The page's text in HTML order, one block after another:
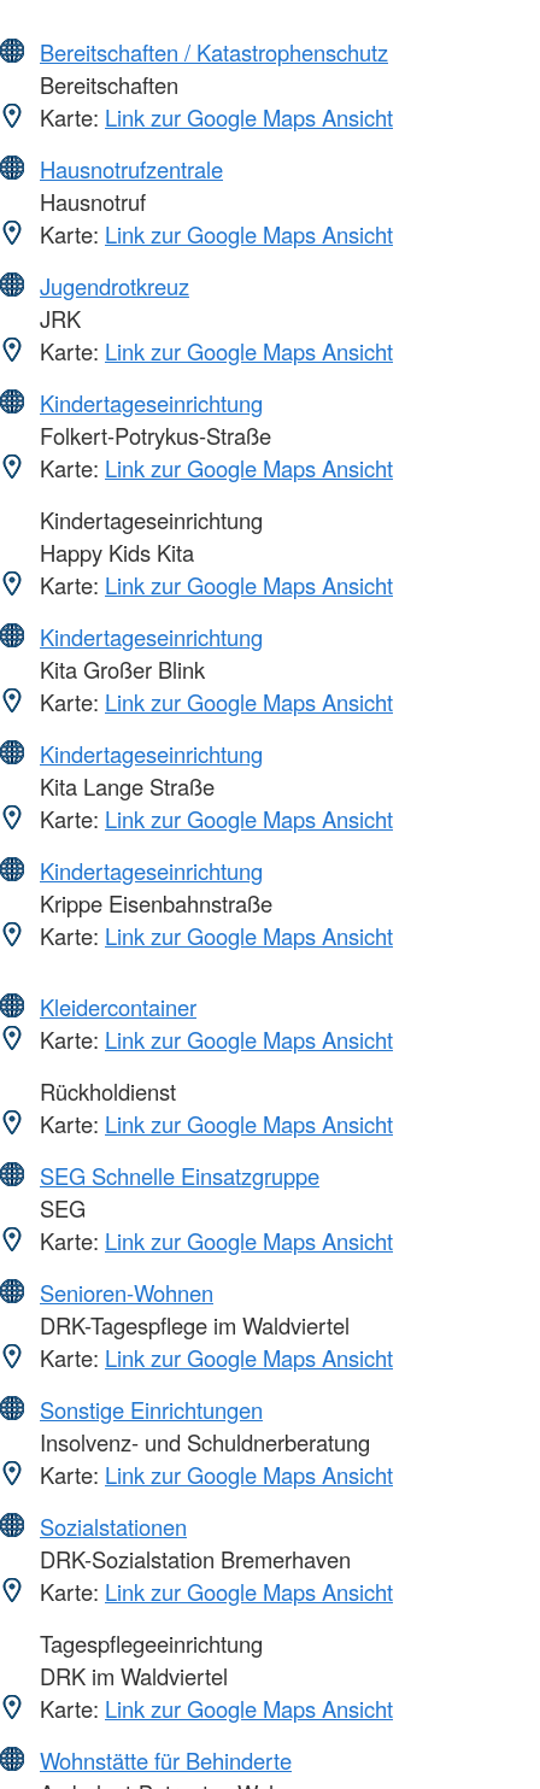
Bereitschaften / Katastrophenschutz
Bereitschaften
Karte: Link zur Google Maps Ansicht
Hausnotrufzentrale
Hausnotruf
Karte: Link zur Google Maps Ansicht
Jugendrotkreuz
JRK
Karte: Link zur Google Maps Ansicht
Kindertageseinrichtung
Folkert-Potrykus-Straße
Karte: Link zur Google Maps Ansicht
Kindertageseinrichtung
Happy Kids Kita
Karte: Link zur Google Maps Ansicht
Kindertageseinrichtung
Kita Großer Blink
Karte: Link zur Google Maps Ansicht
Kindertageseinrichtung
Kita Lange Straße
Karte: Link zur Google Maps Ansicht
Kindertageseinrichtung
Krippe Eisenbahnstraße
Karte: Link zur Google Maps Ansicht
Kleidercontainer
Karte: Link zur Google Maps Ansicht
Rückholdienst
Karte: Link zur Google Maps Ansicht
SEG Schnelle Einsatzgruppe
SEG
Karte: Link zur Google Maps Ansicht
Senioren-Wohnen
DRK-Tagespflege im Waldviertel
Karte: Link zur Google Maps Ansicht
Sonstige Einrichtungen
Insolvenz- und Schuldnerberatung
Karte: Link zur Google Maps Ansicht
Sozialstationen
DRK-Sozialstation Bremerhaven
Karte: Link zur Google Maps Ansicht
Tagespflegeeinrichtung
DRK im Waldviertel
Karte: Link zur Google Maps Ansicht
Wohnstätte für Behinderte